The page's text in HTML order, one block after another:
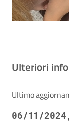
Ulteriori
Ultimo
06/11/